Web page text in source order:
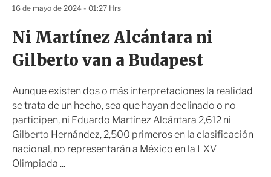
n
Ni Martínez Alcántara ni
Gilberto van a Budapest
Aunque existen dos o más interpretaciones la realidad
se trata de un hecho, sea que hayan declinado o no
participen, ni Eduardo Martínez Alcántara 2,612 ni
Gilberto Hernández, 2,500 primeros en la clasificación
nacional, no representarán a México en la LXV
Olimpiada ...
16 de mayo de 2024 - 01:27 Hrs